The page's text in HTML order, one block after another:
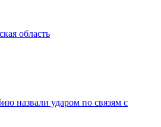
область
назвали ударом по связям с